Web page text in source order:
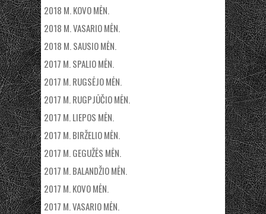
2018 M. KOVO MĖN.
2018 M. VASARIO MĖN.
2018 M. SAUSIO MĖN.
2017 M. SPALIO MĖN.
2017 M. RUGSĖJO MĖN.
2017 M. RUGPJŪČIO MĖN.
2017 M. LIEPOS MĖN.
2017 M. BIRŽELIO MĖN.
2017 M. GEGUŽĖS MĖN.
2017 M. BALANDŽIO MĖN.
2017 M. KOVO MĖN.
2017 M. VASARIO MĖN.